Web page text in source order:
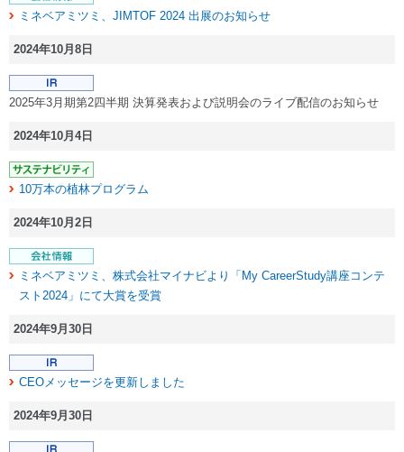
ミネベアミツミ、JIMTOF 2024 出展のお知らせ
2024年10月8日
2025年3月期第2四半期 決算発表および説明会のライブ配信のお知らせ
2024年10月4日
10万本の植林プログラム
2024年10月2日
ミネベアミツミ、株式会社マイナビより「My CareerStudy講座コンテ
スト2024」にて大賞を受賞
2024年9月30日
CEOメッセージを更新しました
2024年9月30日